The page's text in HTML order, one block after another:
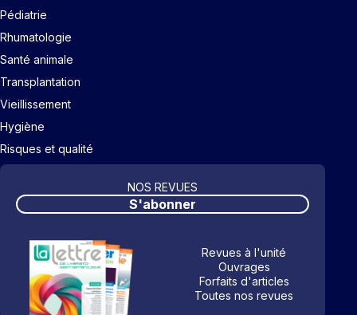
Pédiatrie
Rhumatologie
Santé animale
Transplantation
Vieillissement
Hygiène
Risques et qualité
NOS REVUES
S'abonner
Revues à l'unité
Ouvrages
Forfaits d'articles
Toutes nos revues